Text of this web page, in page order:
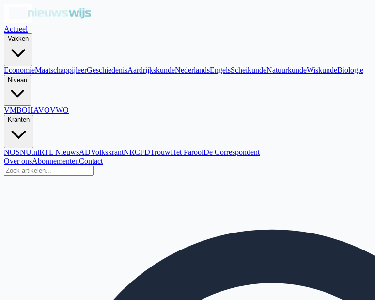
Actueel
Vakken
EconomieMaatschappijleerGeschiedenisAardrijkskundeNederlandsEngelsScheikundeNatuurkundeWiskundeBiologie
Niveau
VMBOHAVOVWO
Kranten
NOSNU.nlRTL NieuwsADVolkskrantNRCFDTrouwHet ParoolDe Correspondent
Over onsAbonnementenContact